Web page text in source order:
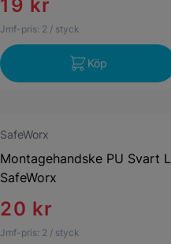
19 kr
Jmf-pris: 2 / styck
Köp
SafeWorx
Montagehandske PU Svart L
SafeWorx
20 kr
Jmf-pris: 2 / styck